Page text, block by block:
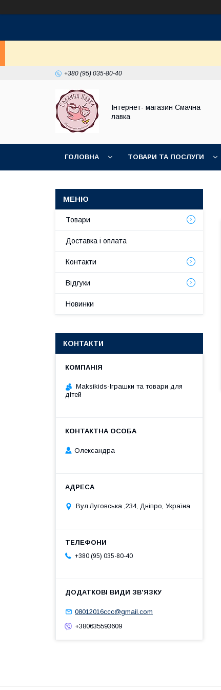
+380 (95) 035-80-40
Інтернет- магазин Смачна
лавка
ГОЛОВНА ТОВАРИ ТА ПОСЛУГИ
Товари
Доставка і оплата
Контакти
Відгуки
Новинки
КОНТАКТИ
Maksikids-Іграшки та товари для
дітей
Олександра
Вул.Луговська ,234, Дніпро, Україна
+380 (95) 035-80-40
08012016ccc@gmail.com
+380635593609